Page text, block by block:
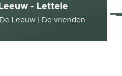
gaan- Lettele
Leeuw | De vrienden